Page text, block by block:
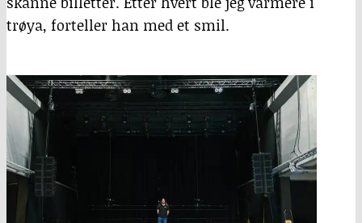
trøya, forteller han med et smil.